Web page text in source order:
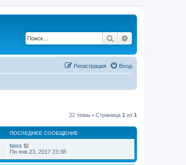
Поиск
Вход
Регистрация
22 темы • Страница 1 из 1
ПОСЛЕДНЕЕ СООБЩЕНИЕ
boss
Пн янв 23, 2017 23:38